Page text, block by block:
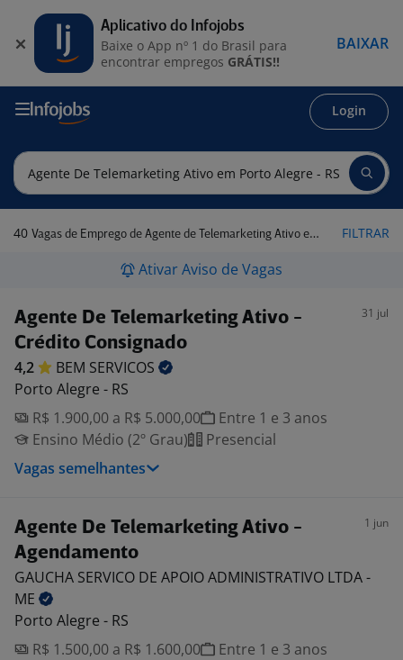
Login
40 Vagas de Emprego de Agente de Telemarketing Ativo em Porto Alegre - RS FILTRAR
Ativar Aviso de Vagas
Agente De Telemarketing Ativo -
Crédito Consignado
31 jul
4,2 BEM SERVICOS
Porto Alegre - RS
R$ 1.900,00 a R$ 5.000,00
Entre 1 e 3 anos
Ensino Médio (2º Grau)
Presencial
Vagas semelhantes
Agente De Telemarketing Ativo -
Agendamento
1 jun
GAUCHA SERVICO DE APOIO ADMINISTRATIVO LTDA -
ME
Porto Alegre - RS
R$ 1.500,00 a R$ 1.600,00
Entre 1 e 3 anos
Aplicativo do Infojobs
Baixe o App nº 1 do Brasil para
encontrar empregos GRÁTIS!!
BAIXAR